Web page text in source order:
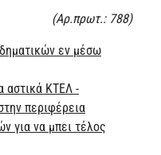
(Αρ.πρωτ.: 788)
εν μέσω
αστικά ΚΤΕΛ -
περιφέρεια
για να μπει τέλος